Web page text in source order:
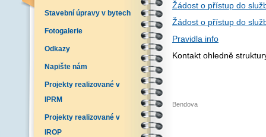
Stavební úpravy v bytech
Fotogalerie
Odkazy
Napište nám
Projekty realizované v
IPRM
Projekty realizované v
IROP
Žádost o přístup do
Žádost o přístup do
Pravidla info
Kontakt ohledně
Bendova